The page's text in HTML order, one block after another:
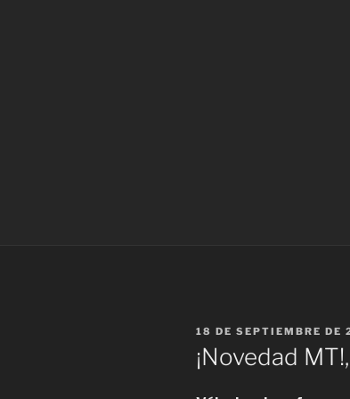
PUBLICADO
EL
18 DE SEPTIEMBRE DE
¡Novedad